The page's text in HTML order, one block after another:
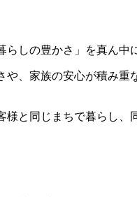
しの豊かさ」を真ん中
、家族の安心が積み重
と同じまちで暮らし